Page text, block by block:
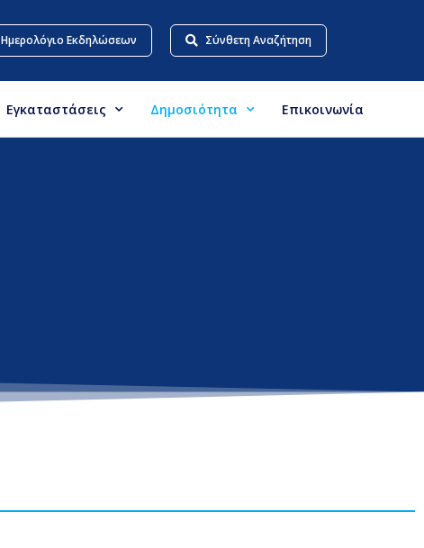
Ημερολόγιο Εκδηλώσεων Σύνθετη Αναζήτηση
Εγκαταστάσεις Δημοσιότητα Επικοινωνία